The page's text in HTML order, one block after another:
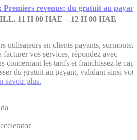
Premiers revenus: du gratuit au payant
11 H 00 HAE – 12 H 00 HAE
utilisateurs en clients payants, surmontez
facturer vos services, répondez avec
concernant les tarifs et franchissez le cap
du gratuit au payant, validant ainsi
savoir plus.